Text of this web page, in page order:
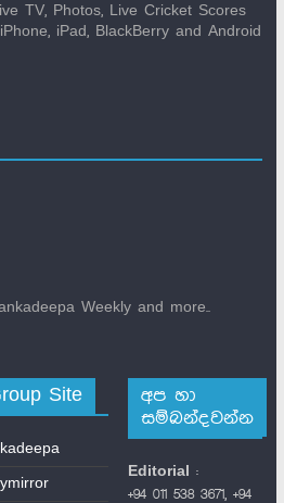
TV, Photos, Live Cricket Scores
iPad, BlackBerry and Android
Weekly and more..
Site
අප හා
සම්බන්දවන්න
Editorial
:
+94 011 538 3671, +94